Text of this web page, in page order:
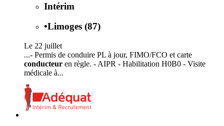
Intérim
•Limoges (87)
Le 22 juillet
...- Permis de conduire PL à jour, FIMO/FCO et carte
conducteur en règle. - AIPR - Habilitation H0B0 - Visite
médicale à...